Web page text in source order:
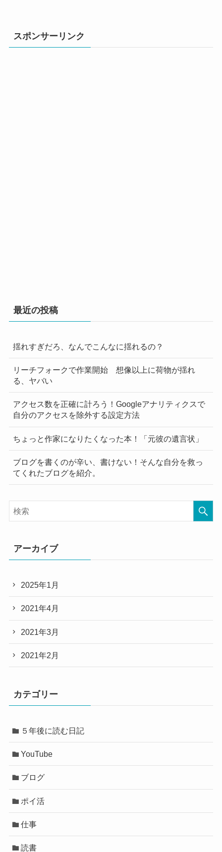
スポンサーリンク
最近の投稿
揺れすぎだろ、なんでこんなに揺れるの？
リーチフォークで作業開始 想像以上に荷物が揺れ
る、ヤバい
アクセス数を正確に計ろう！Googleアナリティクスで
自分のアクセスを除外する設定方法
ちょっと作家になりたくなった本！「元彼の遺言状」
ブログを書くのが辛い、書けない！そんな自分を救っ
てくれたブログを紹介。
アーカイブ
2025年1月
2021年4月
2021年3月
2021年2月
カテゴリー
５年後に読む日記
YouTube
ブログ
ポイ活
仕事
読書